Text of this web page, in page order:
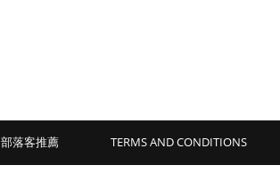
部落客推薦 TERMS AND CONDITIONS